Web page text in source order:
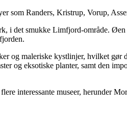
som Randers, Kristrup, Vorup,
i det smukke Limfjord-område.
og maleriske kystlinjer, hvilket gør
og eksotiske planter, samt den
interessante museer, herunder